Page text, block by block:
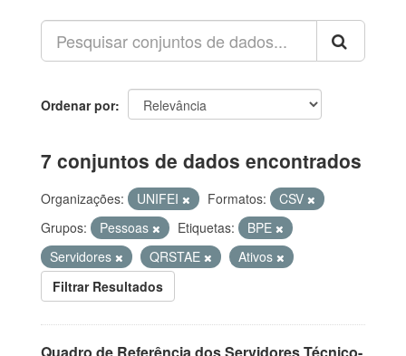
Ordenar por
7 conjuntos de dados encontrados
Organizações: UNIFEI Formatos:
CSV
Grupos:
Pessoas Etiquetas:
BPE
Servidores
QRSTAE
Ativos
Filtrar Resultados